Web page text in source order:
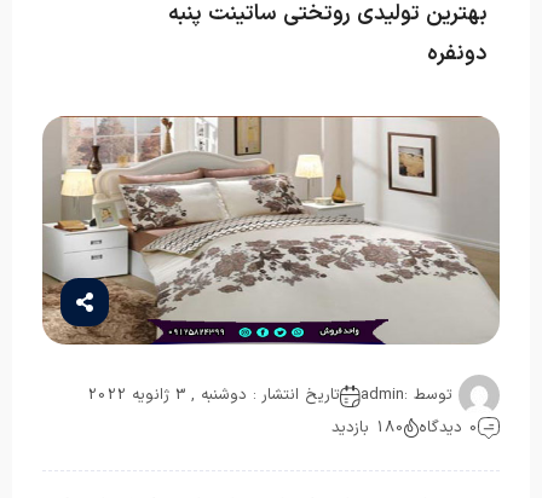
بهترین تولیدی روتختی ساتینت پنبه
دونفره
توسط :admin
تاریخ انتشار : دوشنبه , 3 ژانویه 2022
0 دیدگاه
180 بازدید